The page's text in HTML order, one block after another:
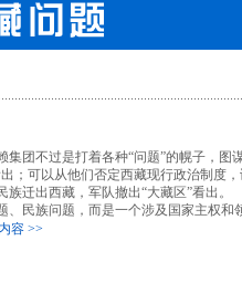
团不过是打着各种“问题”的幌子，图
；可以从他们否定西藏现行政治制度，
迁出西藏，军队撤出“大藏区”看出。
民族问题，而是一个涉及国家主权和
容 >>